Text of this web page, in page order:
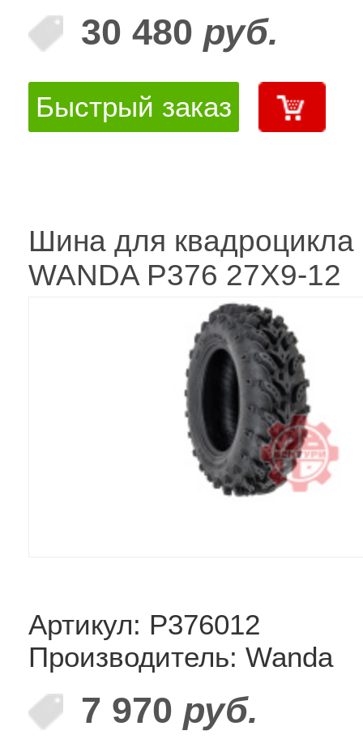
30 480 руб.
Быстрый заказ
Шина для квадроцикла
WANDA P376 27X9-12
Артикул: P376012
Производитель: Wanda
7 970 руб.